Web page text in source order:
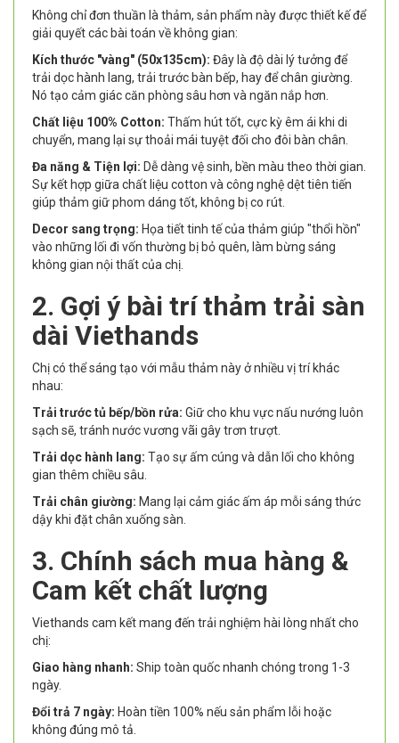
Không chỉ đơn thuần là thảm, sản phẩm này được thiết kế để
giải quyết các bài toán về không gian:
Kích thước "vàng" (50x135cm): Đây là độ dài lý tưởng để
trải dọc hành lang, trải trước bàn bếp, hay để chân giường.
Nó tạo cảm giác căn phòng sâu hơn và ngăn nắp hơn.
Chất liệu 100% Cotton: Thấm hút tốt, cực kỳ êm ái khi di
chuyển, mang lại sự thoải mái tuyệt đối cho đôi bàn chân.
Đa năng & Tiện lợi: Dễ dàng vệ sinh, bền màu theo thời gian.
Sự kết hợp giữa chất liệu cotton và công nghệ dệt tiên tiến
giúp thảm giữ phom dáng tốt, không bị co rút.
Decor sang trọng: Họa tiết tinh tế của thảm giúp "thổi hồn"
vào những lối đi vốn thường bị bỏ quên, làm bừng sáng
không gian nội thất của chị.
2. Gợi ý bài trí thảm trải sàn
dài Viethands
Chị có thể sáng tạo với mẫu thảm này ở nhiều vị trí khác
nhau:
Trải trước tủ bếp/bồn rửa: Giữ cho khu vực nấu nướng luôn
sạch sẽ, tránh nước vương vãi gây trơn trượt.
Trải dọc hành lang: Tạo sự ấm cúng và dẫn lối cho không
gian thêm chiều sâu.
Trải chân giường: Mang lại cảm giác ấm áp mỗi sáng thức
dậy khi đặt chân xuống sàn.
3. Chính sách mua hàng &
Cam kết chất lượng
Viethands cam kết mang đến trải nghiệm hài lòng nhất cho
chị:
Giao hàng nhanh: Ship toàn quốc nhanh chóng trong 1-3
ngày.
Đổi trả 7 ngày: Hoàn tiền 100% nếu sản phẩm lỗi hoặc
không đúng mô tả.